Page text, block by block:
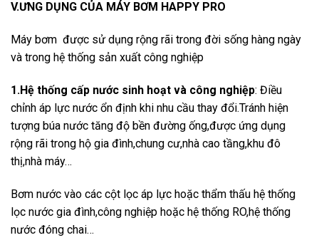
V.ƯNG DỤNG CỦA MÁY BƠM HAPPY PRO
Máy bơm được sử dụng rộng rãi trong đời sống hàng ngày
và trong hệ thống sản xuất công nghiệp
1.Hệ thống cấp nước sinh hoạt và công nghiệp: Điều
chỉnh áp lực nước ổn định khi nhu cầu thay đổi.Tránh hiện
tượng búa nước tăng độ bền đường ống,được ứng dụng
rộng rãi trong hộ gia đình,chung cư,nhà cao tầng,khu đô
thị,nhà máy…
Bơm nước vào các cột lọc áp lực hoặc thẩm thấu hệ thống
lọc nước gia đình,công nghiệp hoặc hệ thống RO,hệ thống
nước đóng chai…